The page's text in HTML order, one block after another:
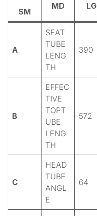
SM
MD LG
A
SEAT
TUBE
LENG
TH
390
B
EFFEC
TIVE
TOPT
UBE
LENG
TH
572
C
HEAD
TUBE
ANGL
E
64